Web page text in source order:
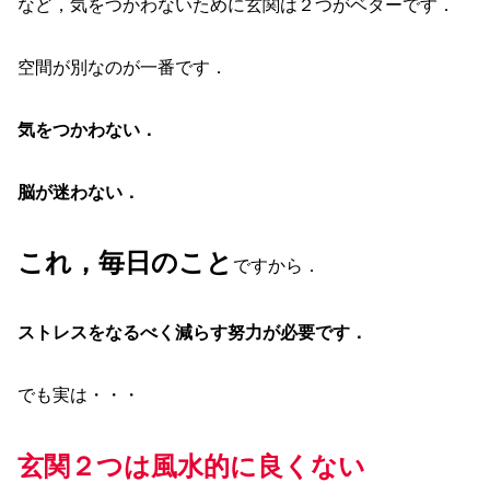
など，気をつかわないために玄関は２つがベターです．
空間が別なのが一番です．
気をつかわない．
脳が迷わない．
これ，毎日のこと ですから．
ストレスをなるべく減らす努力が必要です．
でも実は・・・
玄関２つは風水的に良くない